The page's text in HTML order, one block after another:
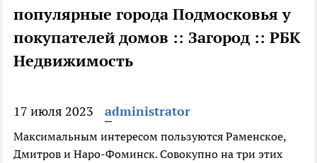
популярные города Подмосковья у
покупателей домов :: Загород :: РБК
Недвижимость
17 июля 2023 administrator
Максимальным интересом пользуются Раменское,
Дмитров и Наро-Фоминск. Совокупно на три этих